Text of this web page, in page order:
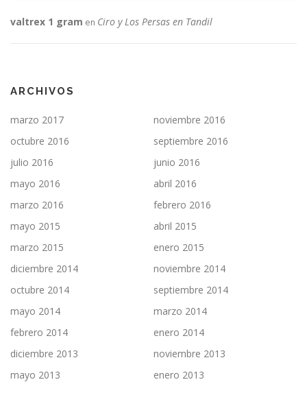
valtrex 1 gram en Ciro y Los Persas en Tandil
ARCHIVOS
marzo 2017
noviembre 2016
octubre 2016
septiembre 2016
julio 2016
junio 2016
mayo 2016
abril 2016
marzo 2016
febrero 2016
mayo 2015
abril 2015
marzo 2015
enero 2015
diciembre 2014
noviembre 2014
octubre 2014
septiembre 2014
mayo 2014
marzo 2014
febrero 2014
enero 2014
diciembre 2013
noviembre 2013
mayo 2013
enero 2013